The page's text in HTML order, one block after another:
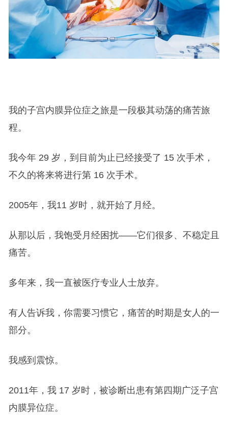
我的子宫内膜异位症之旅是一段极其动荡的痛苦旅
程。
我今年 29 岁，到目前为止已经接受了 15 次手术，
不久的将来将进行第 16 次手术。
2005年，我11 岁时，就开始了月经。
从那以后，我饱受月经困扰——它们很多、不稳定且
痛苦。
多年来，我一直被医疗专业人士放弃。
有人告诉我，你需要习惯它，痛苦的时期是女人的一
部分。
我感到震惊。
2011年，我 17 岁时，被诊断出患有第四期广泛子宫
内膜异位症。